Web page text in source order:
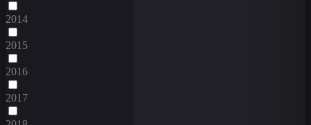
2014
2015
2016
2017